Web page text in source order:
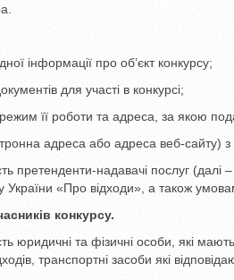
інформації про об’єкт конкурсу;
для участі в конкурсі;
її роботи та адреса, за якою
адреса або адреса веб-сайту) з
претенденти-надавачі послуг (далі
України «Про відходи», а також
конкурсу.
юридичні та фізичні особи, які
транспортні засоби які